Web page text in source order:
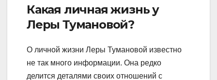
Какая личная жизнь у
Леры Тумановой?
О личной жизни Леры Тумановой известно
не так много информации. Она редко
делится деталями своих отношений с